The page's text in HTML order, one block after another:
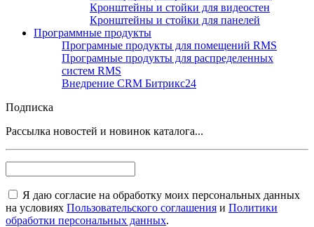
Кронштейны и стойки для видеостен
Кронштейны и стойки для панелей
Программные продукты
Програмные продукты для помещений RMS
Програмные продукты для распределенных
систем RMS
Внедрение CRM Битрикс24
Подписка
Рассылка новостей и новинок каталога...
Я даю согласие на обработку моих персональных данных
на условиях Пользовательского соглашения и Политики
обработки персональных данных.